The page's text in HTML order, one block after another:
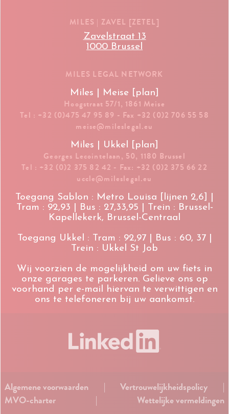
MILES | ZAVEL [ZETEL]
Zavelstraat 13
1000 Brussel
MILES LEGAL NETWORK
Miles | Meise [plan]
Hoogstraat 57/1, 1861 Meise
Tel : +32 (0)475 47 95 89 - Fax +32 (0)2 706 55 58
meise@mileslegal.eu
Miles | Ukkel [plan]
Georges Lecointelaan, 50, 1180 Brussel
Tel : +32 (0)2 375 82 42 - Fax: +32 (0)2 375 66 22
uccle@mileslegal.eu
Toegang Sablon : Metro Louisa [lijnen 2,6] |
Tram : 92,93 | Bus : 27,33,95 | Trein : Brussel-
Kapellekerk, Brussel-Centraal
Toegang Ukkel : Tram : 92,97 | Bus : 60, 37 |
Trein : Ukkel St Job
Wij voorzien de mogelijkheid om uw fiets in
onze garages te parkeren. Gelieve ons op
voorhand per e-mail hiervan te verwittigen en
ons te telefoneren bij uw aankomst.
Algemene voorwaarden | Vertrouwelijkheidspolicy
|
MVO-charter
| Wettelijke vermeldingen